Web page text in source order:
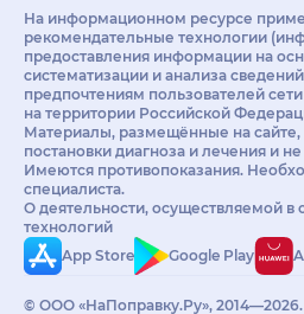
На информационном ресурсе
рекомендательные технологии
предоставления информации на
систематизации и анализа
предпочтениям пользователей
на территории Российской
Материалы, размещённые на
постановки диагноза и лечения и
Имеются противопоказания.
специалиста.
О деятельности, осуществляемой
технологий
App Store
Google Play
© ООО «НаПоправку.Ру», 2014—2026.